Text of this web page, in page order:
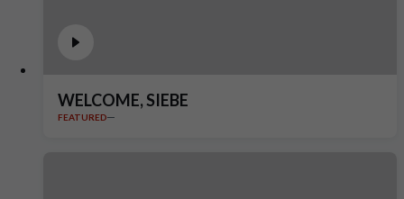
WELCOME, SIEBE
FEATURED